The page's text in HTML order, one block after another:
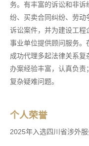
务。有丰富的诉讼和非诉
纷、买卖合同纠纷、劳
诉讼案件，并为建设工
事业单位提供顾问服务。
成功代理多起法律关系复
办案经验丰富，认真负
复杂疑难问题。
个人荣誉
2025年入选四川省涉外